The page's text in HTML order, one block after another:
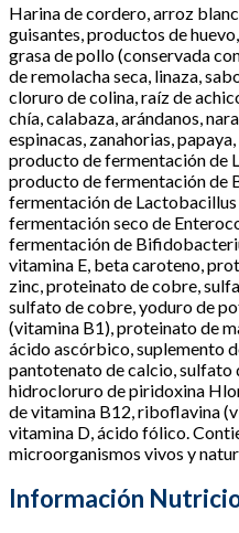
Harina de cordero, arroz
guisantes, productos de
grasa de pollo (conservada
de remolacha seca, linaza,
cloruro de colina, raíz de
chía, calabaza, arándanos,
espinacas, zanahorias,
producto de fermentación de
producto de fermentación de
fermentación de
fermentación seco de
fermentación de
vitamina E, beta caroteno,
zinc, proteinato de cobre,
sulfato de cobre, yoduro de
(vitamina B1), proteinato de
ácido ascórbico, suplemento
pantotenato de calcio, sulfato
hidrocloruro de piridoxina
de vitamina B12, riboflavina
vitamina D, ácido fólico.
microorganismos vivos y
Información